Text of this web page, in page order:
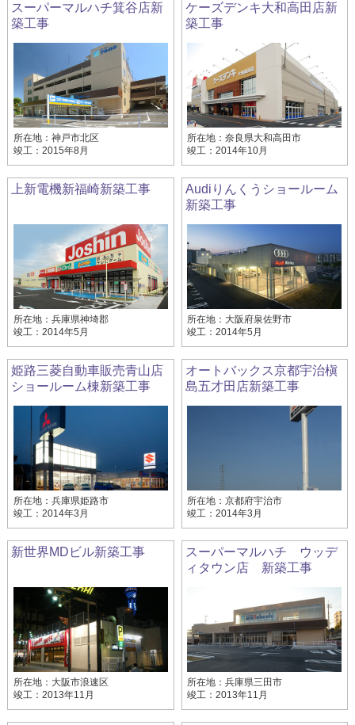
スーパーマルハチ箕谷店新
築工事
所在地：神戸市北区
竣工：2015年8月
ケーズデンキ大和高田店新
築工事
所在地：奈良県大和高田市
竣工：2014年10月
上新電機新福崎新築工事
所在地：兵庫県神埼郡
竣工：2014年5月
Audiりんくうショールーム
新築工事
所在地：大阪府泉佐野市
竣工：2014年5月
姫路三菱自動車販売青山店
ショールーム棟新築工事
所在地：兵庫県姫路市
竣工：2014年3月
オートバックス京都宇治槇
島五才田店新築工事
所在地：京都府宇治市
竣工：2014年3月
新世界MDビル新築工事
所在地：大阪市浪速区
竣工：2013年11月
スーパーマルハチ ウッデ
ィタウン店 新築工事
所在地：兵庫県三田市
竣工：2013年11月